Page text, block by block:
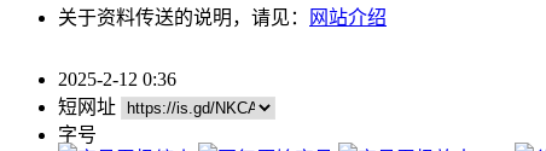
关于资料传送的说明，请见：
网站介绍
2025-2-12 0:36
短网址
字号